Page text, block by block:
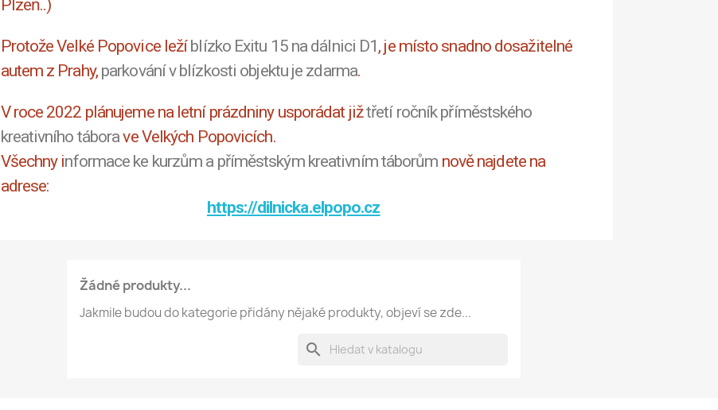
Plzeň..)
Protože Velké Popovice ležíblízko Exitu 15 na dálnici D1, je místo snadno dosažitelné
autem z Prahy, parkování v blízkosti objektu je zdarma.
V roce 2022 plánujeme na letní prázdniny usporádat jižtřetí ročník příměstského
kreativního táborave Velkých Popovicích.
Všechny informace ke kurzům a příměstským kreativním táborům nově najdete na
adrese:
https://dilnicka.elpopo.cz
Žádné produkty...
Jakmile budou do kategorie přidány nějaké produkty, objeví se zde...
search